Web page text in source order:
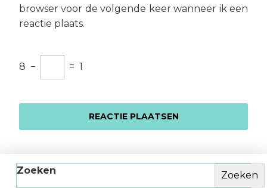
browser voor de volgende keer wanneer ik een
reactie plaats.
8 − = 1
Zoeken Zoeken